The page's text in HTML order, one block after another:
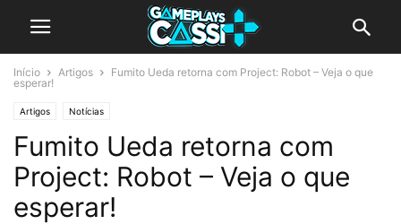
Início Artigos
Fumito Ueda retorna com Project: Robot – Veja o que
esperar!
Artigos Notícias
Fumito Ueda retorna com
Project: Robot – Veja o que
esperar!